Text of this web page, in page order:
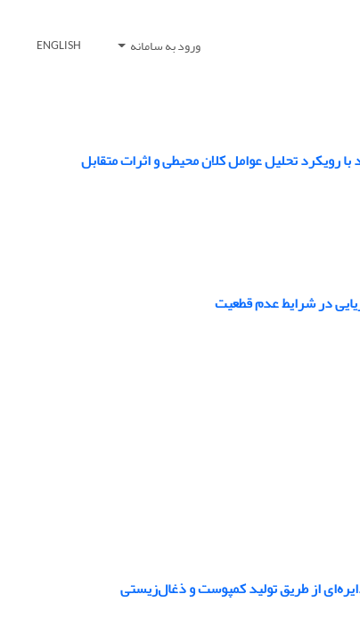
ورود به سامانه ENGLISH
رویکرد تحلیل عوامل کلان محیطی و اثرات متقابل
در شرایط عدم قطعیت
از طریق تولید کمپوست و ذغال‌زیستی